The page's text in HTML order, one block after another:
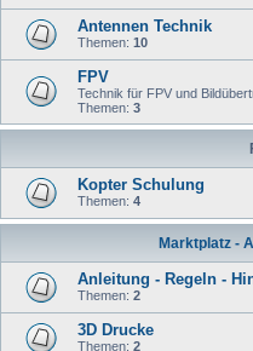
Antennen Technik
Themen: 10
FPV
Technik für FPV und
Themen: 3
Kopter Schulung
Themen: 4
Marktplatz -
Anleitung - Regeln -
Themen: 2
3D Drucke
Themen: 2